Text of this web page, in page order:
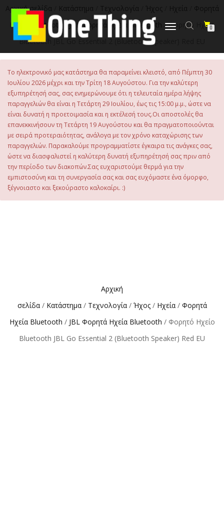
περιεχόμενο
Εναλλαγή
0
Αρχική σελίδα Κατάστημα Τεχνολογία Ήχος Ηχεία
Φορητά
Ηχεία Bluetooth/JBL Φορητά Ηχεία Bluetooth / Φορητό Ηχείο
Bluetooth JBL Go Essential 2 (Bluetooth Speaker) Red EU
Το ηλεκτρονικό μας κατάστημα θα παραμείνει κλειστό, από Πέμπτη 30
Ιουλίου 2026 μέχρι και την Τρίτη 18 Αυγούστου. Για την καλύτερη
εξυπηρέτησή σας, σας ενημερώνουμε ότι η τελευταία ημέρα λήψης
παραγγελιών θα είναι η Τετάρτη 29 Ιουλίου, έως τις 15:00 μ.μ., ώστε να
είναι δυνατή η προετοιμασία και η εκτέλεσή τους.Οι αποστολές θα
επανεκκινήσουν τη Τετάρτη 19 Αυγούστου και θα πραγματοποιούνται
με σειρά προτεραιότητας, ανάλογα με τον χρόνο καταχώρισης των
παραγγελιών. Παρακαλούμε προγραμματίστε έγκαιρα τις ανάγκες σας,
ώστε να διασφαλιστεί η καλύτερη δυνατή εξυπηρέτησή σας πριν από
την περίοδο των διακοπών.Σας ευχαριστούμε θερμά για την
εμπιστοσύνη και τη συνεργασία σας και σας ευχόμαστε ένα όμορφο,
ξέγνοιαστο και ξεκούραστο καλοκαίρι. :)
Αρχική
σελίδα/ Κατάστημα/ Τεχνολογία/ Ήχος/ Ηχεία/ Φορητά
Ηχεία Bluetooth / JBL Φορητά Ηχεία Bluetooth / Φορητό Ηχείο
Bluetooth JBL Go Essential 2 (Bluetooth Speaker) Red EU